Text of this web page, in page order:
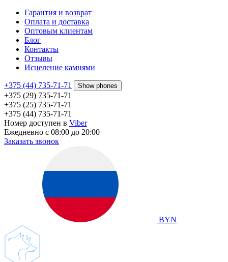
Гарантия и возврат
Оплата и доставка
Оптовым клиентам
Блог
Контакты
Отзывы
Исцеление камнями
+375 (44) 735-71-71 Show phones
+375 (29) 735-71-71
+375 (25) 735-71-71
+375 (44) 735-71-71
Номер доступен в Viber
Ежедневно с 08:00 до 20:00
Заказать звонок
BYN